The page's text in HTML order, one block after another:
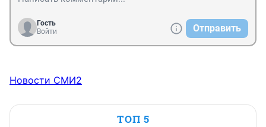
Гость
Войти
Отправить
Новости СМИ2
ТОП 5